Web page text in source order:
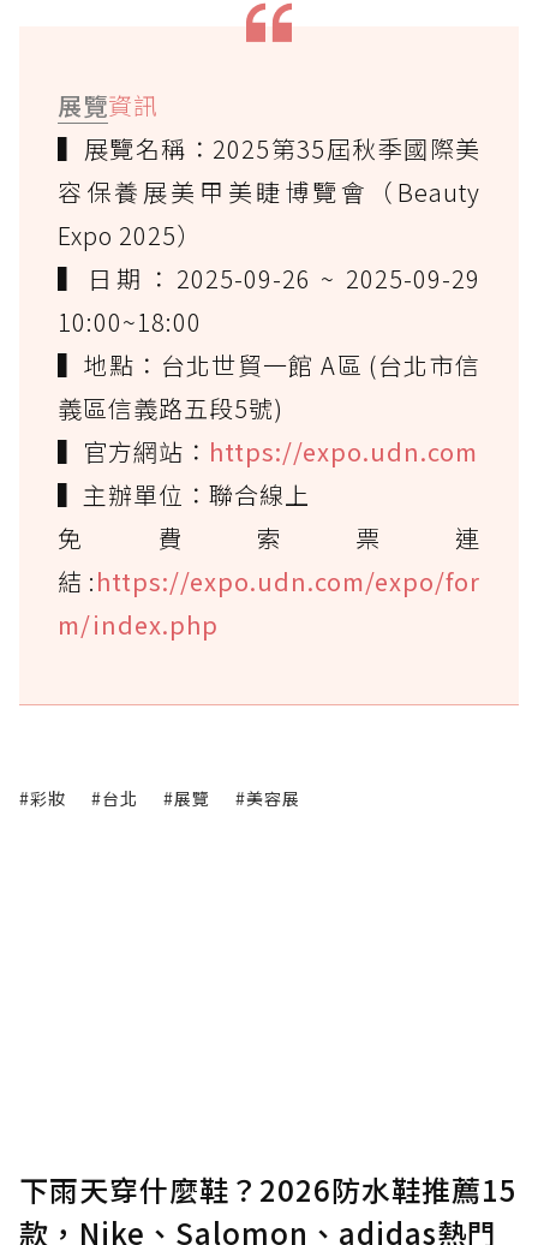
展覽資訊
▍展覽名稱：2025第35屆秋季國際美
容保養展美甲美睫博覽會（Beauty
Expo 2025）
▍日期：2025-09-26 ~ 2025-09-29
10:00~18:00
▍地點：台北世貿一館 A區 (台北市信
義區信義路五段5號)
▍官方網站： https://expo.udn.com
▍主辦單位：聯合線上
免費索票連
結:https://expo.udn.com/expo/for
m/index.php
#彩妝 #台北 #展覽 #美容展
下雨天穿什麼鞋？2026防水鞋推薦15
款，Nike、Salomon、adidas熱門